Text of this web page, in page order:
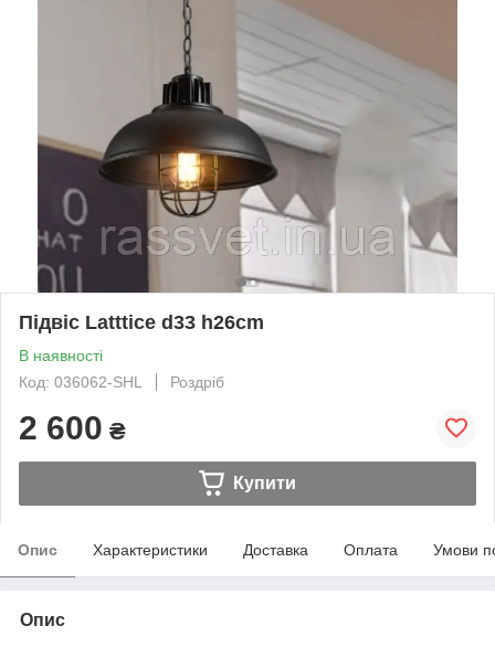
Підвіс Latttice d33 h26cm
В наявності
Код: 036062-SHL
Роздріб
2 600 ₴
Купити
Опис Характеристики Доставка Оплата Умови
Опис